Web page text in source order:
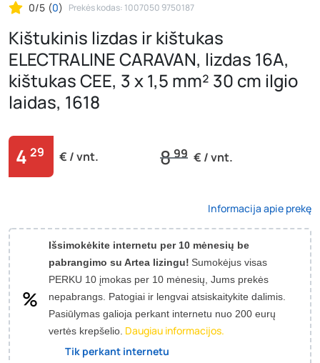
0/5 (0) Prekės kodas: 1007050 9750187
Kištukinis lizdas ir kištukas
ELECTRALINE CARAVAN, lizdas 16A,
kištukas CEE, 3 x 1,5 mm² 30 cm ilgio
laidas, 1618
4 29 € / vnt. 899 € / vnt.
Informacija apie prekę
Išsimokėkite internetu per 10 mėnesių be
pabrangimo su Artea lizingu! Sumokėjus visas
PERKU 10 įmokas per 10 mėnesių, Jums prekės
nepabrangs. Patogiai ir lengvai atsiskaitykite dalimis.
Pasiūlymas galioja perkant internetu nuo 200 eurų
vertės krepšelio. Daugiau informacijos.
Tik perkant internetu